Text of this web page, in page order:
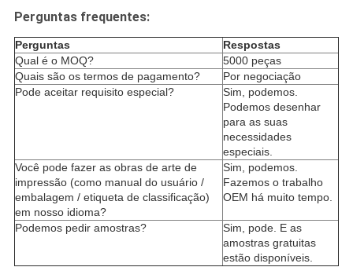
Perguntas frequentes:
Perguntas
Respostas
Qual é o MOQ?
5000 peças
Quais são os termos de pagamento?
Por negociação
Pode aceitar requisito especial?
Sim, podemos.
Podemos desenhar
para as suas
necessidades
especiais.
Você pode fazer as obras de arte de
impressão (como manual do usuário /
embalagem / etiqueta de classificação)
em nosso idioma?
Sim, podemos.
Fazemos o trabalho
OEM há muito tempo.
Podemos pedir amostras?
Sim, pode. E as
amostras gratuitas
estão disponíveis.